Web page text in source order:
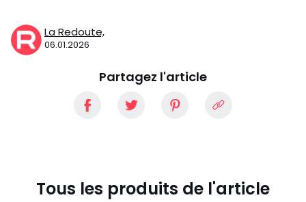
La Redoute,
06.01.2026
Partagez l'article
Tous les produits de l'article